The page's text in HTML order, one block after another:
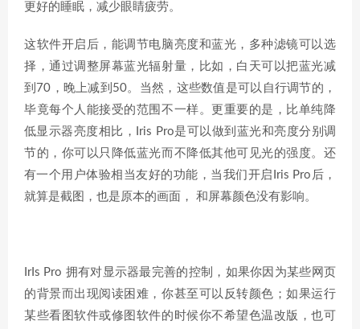
更好的睡眠，减少眼睛疲劳。
这软件开启后，能调节电脑亮度和蓝光，多种滤镜可以选
择，通过调整屏幕蓝光辐射量，比如，白天可以把蓝光减
到70，晚上减到50。当然，这些数值是可以自行调节的，
毕竟每个人能接受的范围不一样。更重要的是，比单纯降
低显示器亮度相比，Iris Pro是可以做到蓝光和亮度分别调
节的，你可以只降低蓝光而不降低其他可见光的强度。还
有一个用户体验相当友好的功能，当我们开启Iris Pro后，
就算是截图，也是原本的画面， 和屏幕颜色没有影响。
IrIs Pro 拥有对显示器最完善的控制，如果你因为某些网页
的背景而出现阅读困难，你甚至可以反转颜色；如果运行
某些看图软件或修图软件的时候你不希望色温改版，也可